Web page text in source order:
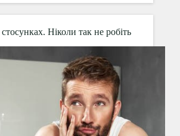
Ніколи так не робіть